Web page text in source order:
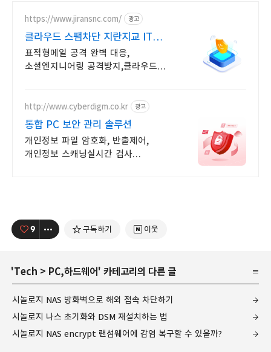
https://www.jiransnc.com/ 광고
클라우드 스팸차단 지란지교 IT
보안솔루션 전문기업
표적형메일 공격 완벽 대응,
소셜엔지니어링 공격방지,클라우드
http://www.cyberdigm.co.kr 광고
통합 PC 보안 관리 솔루션
개인정보 파일 암호화, 반출제어,
개인정보 스캐닝실시간 검사
9 구독하기 이웃
'Tech > PC,하드웨어 ' 카테고리의 다른 글
시놀로지 NAS 방화벽으로 해외 접속 차단하기
시놀로지 나스 초기화와 DSM 재설치하는 법
시놀로지 NAS encrypt 랜섬웨어에 감염 복구할 수 있을까?